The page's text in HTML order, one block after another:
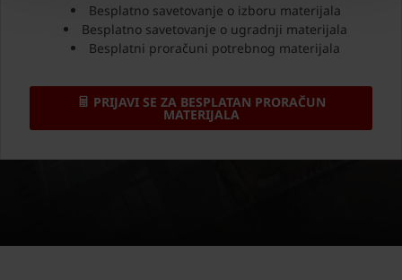
Besplatno savetovanje o izboru materijala
Besplatno savetovanje o ugradnji materijala
Besplatni proračuni potrebnog materijala
PRIJAVI SE ZA BESPLATAN PRORAČUN
MATERIJALA